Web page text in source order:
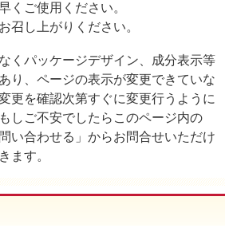
くご使用ください。
召し上がりください。
くパッケージデザイン、成分表示等
り、ページの表示が変更できていな
更を確認次第すぐに変更行うように
しご不安でしたらこのページ内の
い合わせる」からお問合せいただけ
ます。